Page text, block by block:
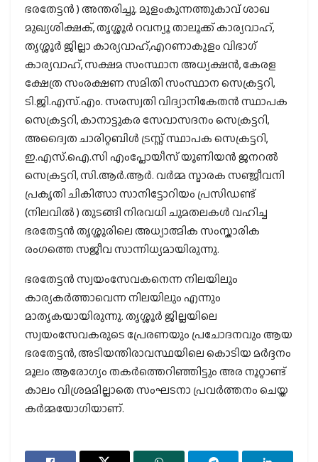
ഭരതേട്ടൻ ) അന്തരിച്ചു. മുളംകുന്നത്തുകാവ് ശാഖ
മുഖ്യശിക്ഷക്, തൃശ്ശൂർ റവന്യൂ താലൂക്ക് കാര്യവാഹ്,
തൃശ്ശൂർ ജില്ലാ കാര്യവാഹ്,എറണാകുളം വിഭാഗ്
കാര്യവാഹ്, സക്ഷമ സംസ്ഥാന അധ്യക്ഷൻ, കേരള
ക്ഷേത്ര സംരക്ഷണ സമിതി സംസ്ഥാന സെക്രട്ടറി,
ടി.ജി.എസ്.എം. സരസ്വതി വിദ്യാനികേതൻ സ്ഥാപക
സെക്രട്ടറി, കാനാട്ടുകര സേവാസദനം സെക്രട്ടറി,
അദ്വൈത ചാരിറ്റബിൾ ട്രസ്റ്റ് സ്ഥാപക സെക്രട്ടറി,
ഇ.എസ്.ഐ.സി എംപ്ലോയീസ് യൂണിയൻ ജനറൽ
സെക്രട്ടറി, സി.ആർ.ആർ. വർമ്മ സ്മാരക സഞ്ജീവനി
പ്രകൃതി ചികിത്സാ സാനിട്ടോറിയം പ്രസിഡണ്ട്
(നിലവിൽ ) തുടങ്ങി നിരവധി ചുമതലകൾ വഹിച്ച
ഭരതേട്ടൻ തൃശ്ശൂരിലെ അധ്യാത്മിക സംസ്കാരിക
രംഗത്തെ സജീവ സാന്നിധ്യമായിരുന്നു.
ഭരതേട്ടൻ സ്വയംസേവകനെന്ന നിലയിലും
കാര്യകർത്താവെന്ന നിലയിലും എന്നും
മാതൃകയായിരുന്നു. തൃശ്ശൂർ ജില്ലയിലെ
സ്വയംസേവകരുടെ പ്രേരണയും പ്രചോദനവും ആയ
ഭരതേട്ടൻ, അടിയന്തിരാവസ്ഥയിലെ കൊടിയ മർദ്ദനം
മൂലം ആരോഗ്യം തകർത്തെറിഞ്ഞിട്ടും അര നൂറ്റാണ്ട്
കാലം വിശ്രമമില്ലാതെ സംഘടനാ പ്രവർത്തനം ചെയ്ത
കർമ്മയോഗിയാണ്.